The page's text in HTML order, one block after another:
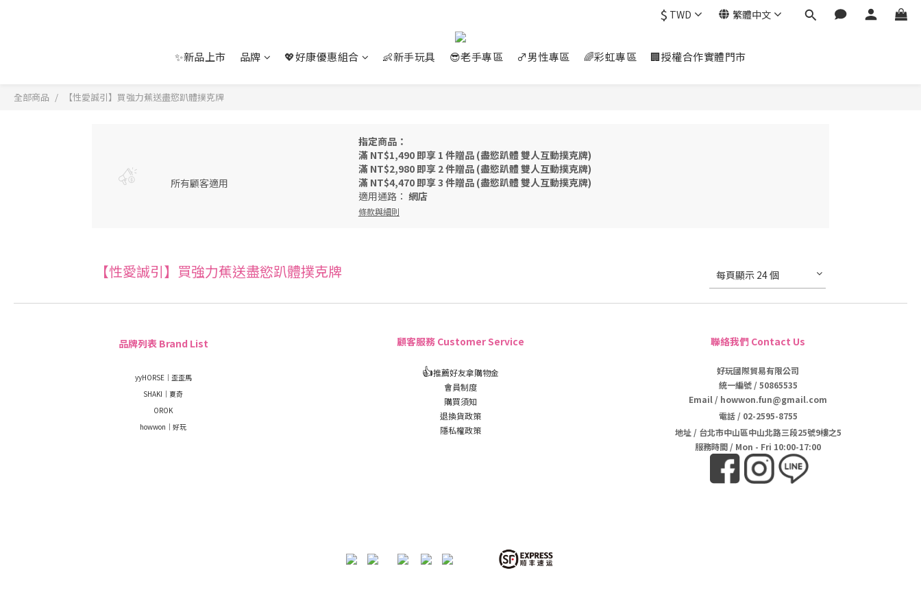
$ TWD 繁體中文
✨新品上市 品牌 💖好康優惠組合 👶新手玩具 😎老手專區 ♂️男性專區 🌈彩虹專區 🏢授權合作實體門市
全部商品 【性愛誠引】買強力蕉送盡慾趴體撲克牌
所有顧客適用
指定商品：
滿 NT$1,490 即享 1 件贈品 (盡慾趴體 雙人互動撲克牌)
滿 NT$2,980 即享 2 件贈品 (盡慾趴體 雙人互動撲克牌)
滿 NT$4,470 即享 3 件贈品 (盡慾趴體 雙人互動撲克牌)
適用通路： 網店
條款與細則
【性愛誠引】買強力蕉送盡慾趴體撲克牌 每頁顯示 24 個
品牌列表 Brand List
yyHORSE｜歪歪馬
SHAKI｜夏奇
OROK
howwon｜好玩
顧客服務 Customer Service
👍推薦好友拿購物金
會員制度
購買須知
退換貨政策
隱私權政策
聯絡我們 Contact Us
好玩國際貿易有限公司
統一編號 / 50865535
Email / howwon.fun@gmail.com
電話/ 02-2595-8755
地址/ 台北市中山區中山北路三段25號9樓之5
服務時間 / Mon - Fri 10:00-17:00